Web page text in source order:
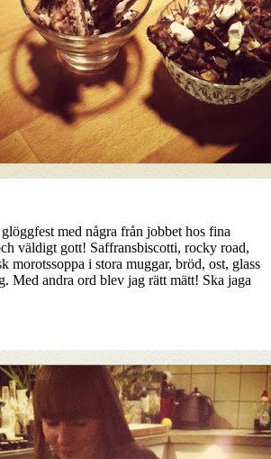
med några från jobbet hos fina
väldigt gott! Saffransbiscotti, rocky road,
morotssoppa i stora muggar, bröd, ost, glass
Med andra ord blev jag rätt mätt! Ska jaga